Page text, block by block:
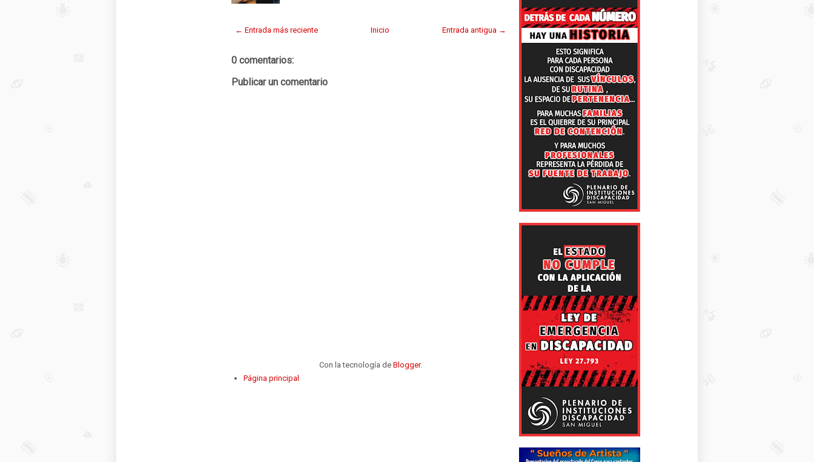
← Entrada más reciente Entrada antigua →
Inicio
0 comentarios:
Publicar un comentario
Con la tecnología de Blogger.
Página principal